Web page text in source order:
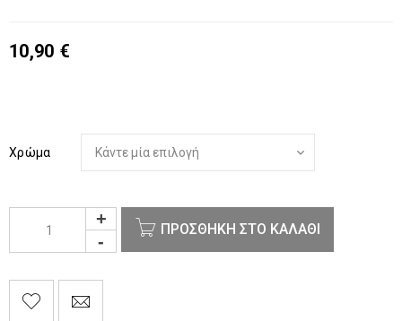
10,90 €
Χρώμα
ΠΡΟΣΘΉΚΗ ΣΤΟ ΚΑΛΆΘΙ